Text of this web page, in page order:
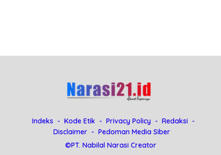
Indeks Kode Etik Privacy Policy
Redaksi
Disclaimer
Pedoman Media Siber
©PT. Nabilal Narasi Creator